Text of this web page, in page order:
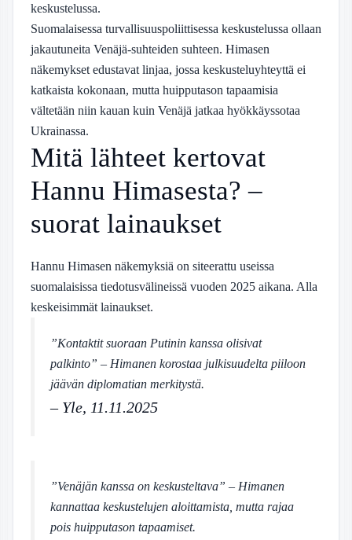
keskustelussa.
Suomalaisessa turvallisuuspoliittisessa keskustelussa ollaan
jakautuneita Venäjä-suhteiden suhteen. Himasen
näkemykset edustavat linjaa, jossa keskusteluyhteyttä ei
katkaista kokonaan, mutta huipputason tapaamisia
vältetään niin kauan kuin Venäjä jatkaa hyökkäyssotaa
Ukrainassa.
Mitä lähteet kertovat
Hannu Himasesta? –
suorat lainaukset
Hannu Himasen näkemyksiä on siteerattu useissa
suomalaisissa tiedotusvälineissä vuoden 2025 aikana. Alla
keskeisimmät lainaukset.
”Kontaktit suoraan Putinin kanssa olisivat
palkinto” – Himanen korostaa julkisuudelta piiloon
jäävän diplomatian merkitystä.
– Yle, 11.11.2025
”Venäjän kanssa on keskusteltava” – Himanen
kannattaa keskustelujen aloittamista, mutta rajaa
pois huipputason tapaamiset.